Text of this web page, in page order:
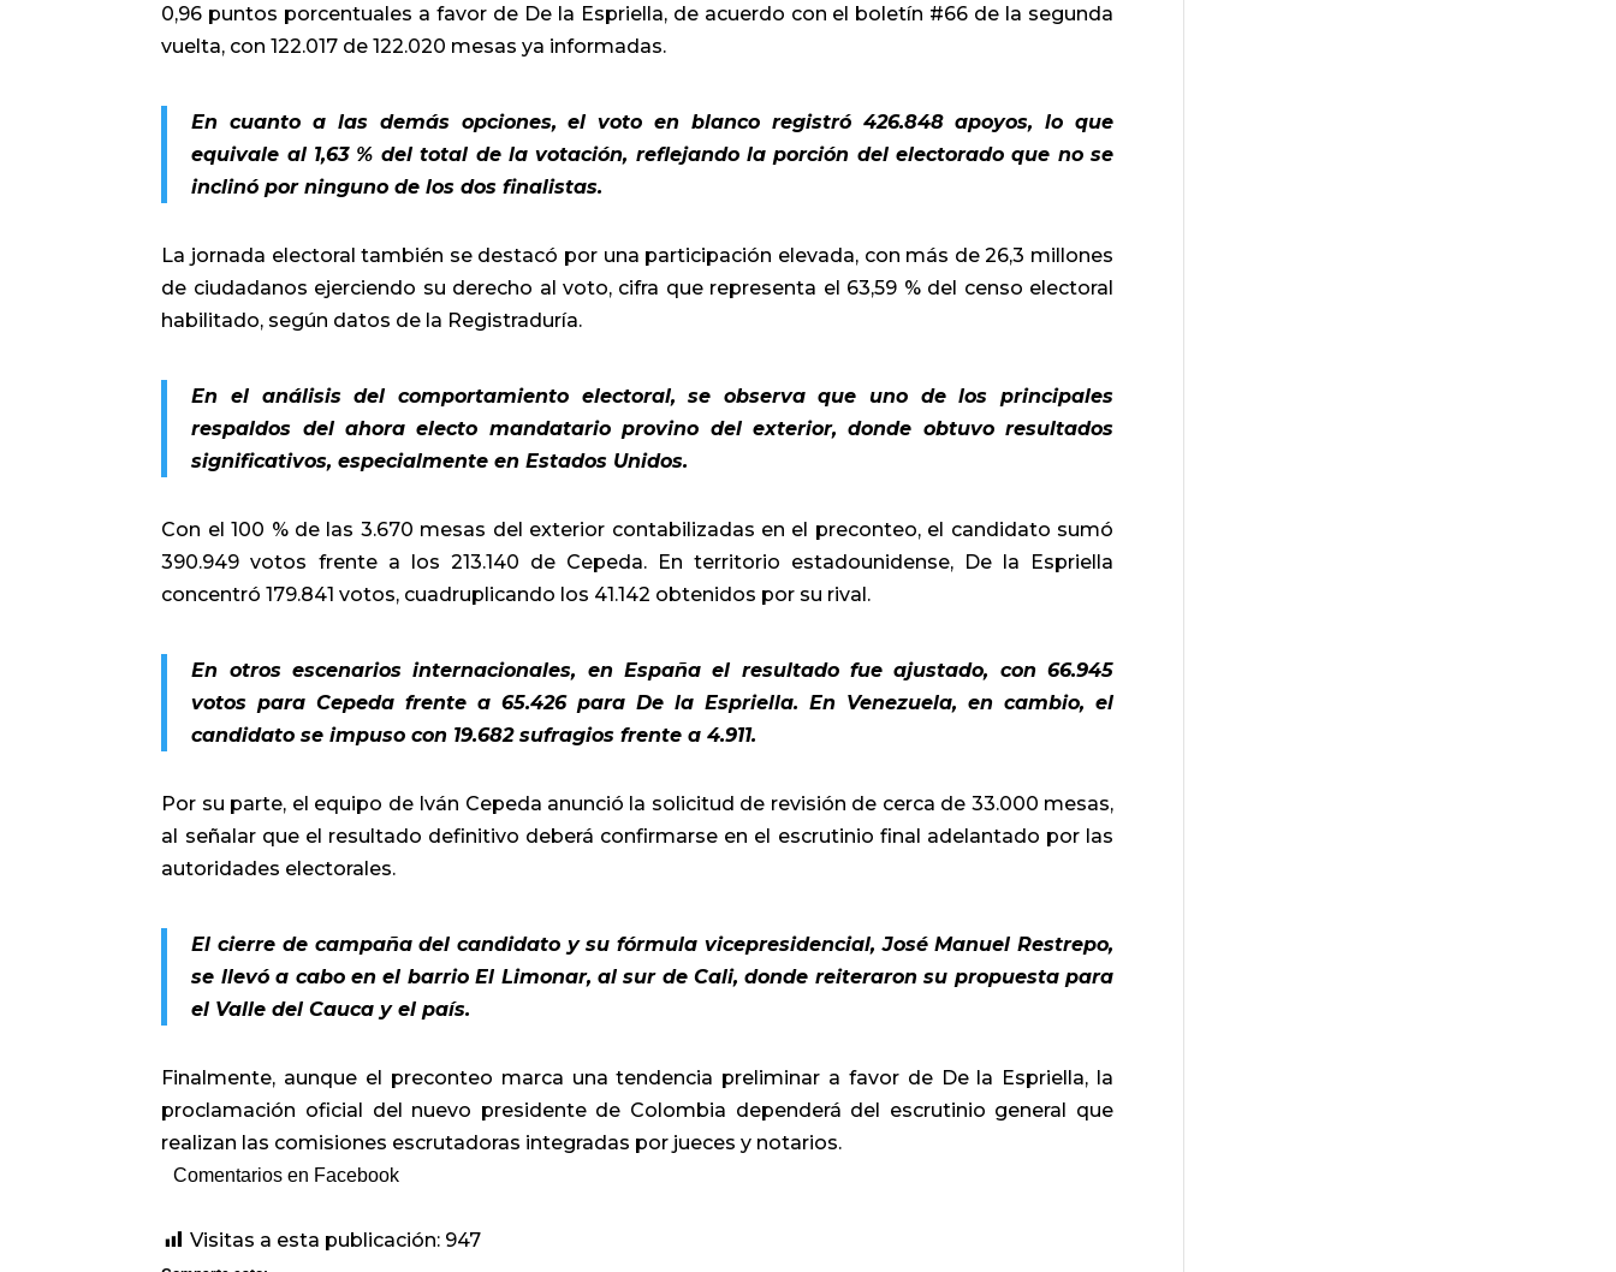
0,96 puntos porcentuales a favor de De la Espriella, de acuerdo con el boletín #66 de la segunda
vuelta, con 122.017 de 122.020 mesas ya informadas.
En cuanto a las demás opciones, el voto en blanco registró 426.848 apoyos, lo que
equivale al 1,63 % del total de la votación, reflejando la porción del electorado que no se
inclinó por ninguno de los dos finalistas.
La jornada electoral también se destacó por una participación elevada, con más de 26,3 millones
de ciudadanos ejerciendo su derecho al voto, cifra que representa el 63,59 % del censo electoral
habilitado, según datos de la Registraduría.
En el análisis del comportamiento electoral, se observa que uno de los principales
respaldos del ahora electo mandatario provino del exterior, donde obtuvo resultados
significativos, especialmente en Estados Unidos.
Con el 100 % de las 3.670 mesas del exterior contabilizadas en el preconteo, el candidato sumó
390.949 votos frente a los 213.140 de Cepeda. En territorio estadounidense, De la Espriella
concentró 179.841 votos, cuadruplicando los 41.142 obtenidos por su rival.
En otros escenarios internacionales, en España el resultado fue ajustado, con 66.945
votos para Cepeda frente a 65.426 para De la Espriella. En Venezuela, en cambio, el
candidato se impuso con 19.682 sufragios frente a 4.911.
Por su parte, el equipo de Iván Cepeda anunció la solicitud de revisión de cerca de 33.000 mesas,
al señalar que el resultado definitivo deberá confirmarse en el escrutinio final adelantado por las
autoridades electorales.
El cierre de campaña del candidato y su fórmula vicepresidencial, José Manuel Restrepo,
se llevó a cabo en el barrio El Limonar, al sur de Cali, donde reiteraron su propuesta para
el Valle del Cauca y el país.
Finalmente, aunque el preconteo marca una tendencia preliminar a favor de De la Espriella, la
proclamación oficial del nuevo presidente de Colombia dependerá del escrutinio general que
realizan las comisiones escrutadoras integradas por jueces y notarios.
Comentarios en Facebook
Visitas a esta publicación: 947